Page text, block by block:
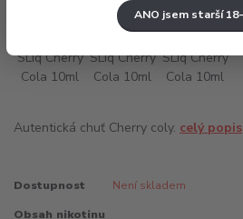
ANO jsem starší
Autentická chuť Cherry coly. celý popis
Dostupnost Není skladem
Obsah nikotinu